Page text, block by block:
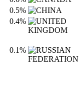
0.5%
0.4%
0.1%